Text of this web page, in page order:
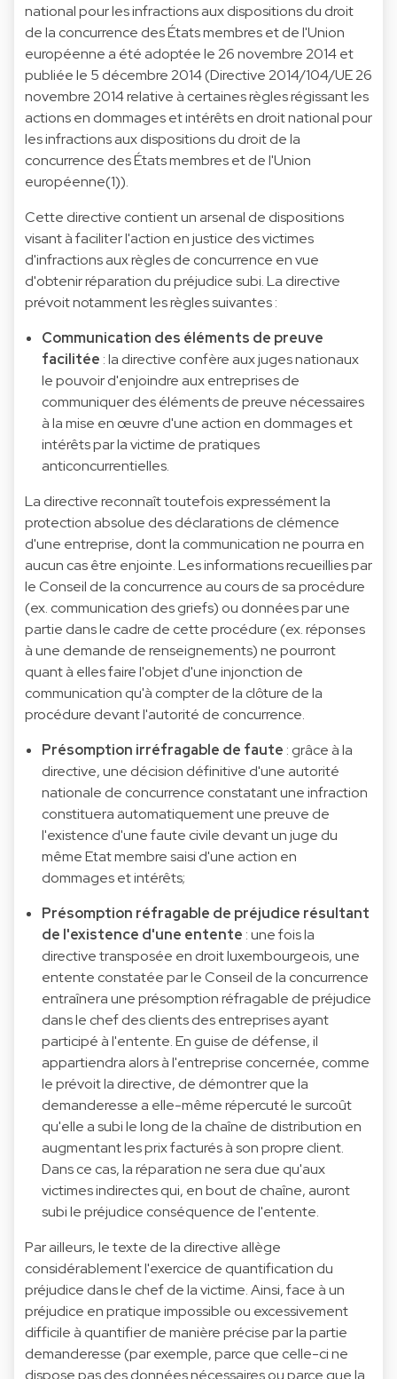
national pour les infractions aux dispositions du droit
de la concurrence des États membres et de l'Union
européenne a été adoptée le 26 novembre 2014 et
publiée le 5 décembre 2014 (Directive 2014/104/UE 26
novembre 2014 relative à certaines règles régissant les
actions en dommages et intérêts en droit national pour
les infractions aux dispositions du droit de la
concurrence des États membres et de l'Union
européenne(1)).
Cette directive contient un arsenal de dispositions
visant à faciliter l'action en justice des victimes
d'infractions aux règles de concurrence en vue
d'obtenir réparation du préjudice subi. La directive
prévoit notamment les règles suivantes :
Communication des éléments de preuve
facilitée : la directive confère aux juges nationaux
le pouvoir d'enjoindre aux entreprises de
communiquer des éléments de preuve nécessaires
à la mise en œuvre d'une action en dommages et
intérêts par la victime de pratiques
anticoncurrentielles.
La directive reconnaît toutefois expressément la
protection absolue des déclarations de clémence
d'une entreprise, dont la communication ne pourra en
aucun cas être enjointe. Les informations recueillies par
le Conseil de la concurrence au cours de sa procédure
(ex. communication des griefs) ou données par une
partie dans le cadre de cette procédure (ex. réponses
à une demande de renseignements) ne pourront
quant à elles faire l'objet d'une injonction de
communication qu'à compter de la clôture de la
procédure devant l'autorité de concurrence.
Présomption irréfragable de faute : grâce à la
directive, une décision définitive d'une autorité
nationale de concurrence constatant une infraction
constituera automatiquement une preuve de
l'existence d'une faute civile devant un juge du
même Etat membre saisi d'une action en
dommages et intérêts;
Présomption réfragable de préjudice résultant
de l'existence d'une entente : une fois la
directive transposée en droit luxembourgeois, une
entente constatée par le Conseil de la concurrence
entraînera une présomption réfragable de préjudice
dans le chef des clients des entreprises ayant
participé à l'entente. En guise de défense, il
appartiendra alors à l'entreprise concernée, comme
le prévoit la directive, de démontrer que la
demanderesse a elle-même répercuté le surcoût
qu'elle a subi le long de la chaîne de distribution en
augmentant les prix facturés à son propre client.
Dans ce cas, la réparation ne sera due qu'aux
victimes indirectes qui, en bout de chaîne, auront
subi le préjudice conséquence de l'entente.
Par ailleurs, le texte de la directive allège
considérablement l'exercice de quantification du
préjudice dans le chef de la victime. Ainsi, face à un
préjudice en pratique impossible ou excessivement
difficile à quantifier de manière précise par la partie
demanderesse (par exemple, parce que celle-ci ne
dispose pas des données nécessaires ou parce que la